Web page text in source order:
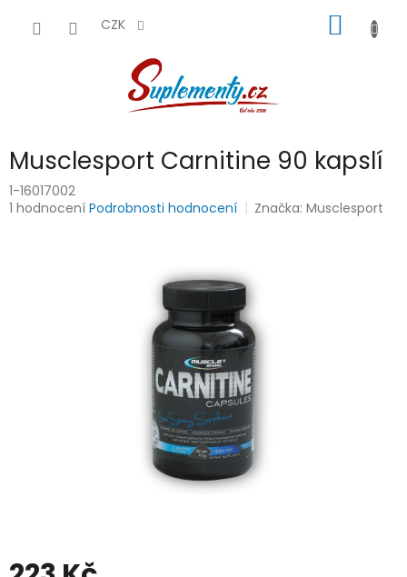
CZK
KOŠÍK
Musclesport Carnitine 90 kapslí
1-16017002
Průměrné
1 hodnocení Podrobnosti hodnocení Značka:Musclesport